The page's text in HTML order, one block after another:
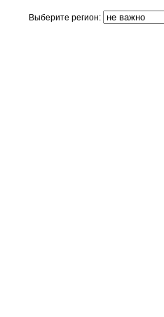
Выберите регион: